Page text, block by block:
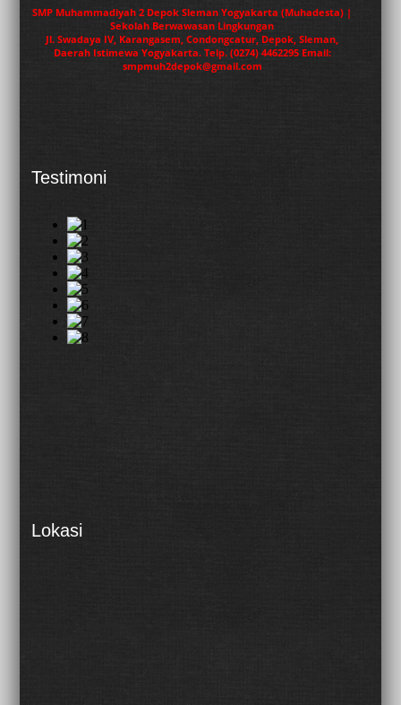
SMP Muhammadiyah 2 Depok Sleman Yogyakarta (Muhadesta) |
Sekolah Berwawasan Lingkungan
Jl. Swadaya IV, Karangasem, Condongcatur, Depok, Sleman,
Daerah Istimewa Yogyakarta. Telp. (0274) 4462295 Email:
smpmuh2depok@gmail.com
Testimoni
Lokasi